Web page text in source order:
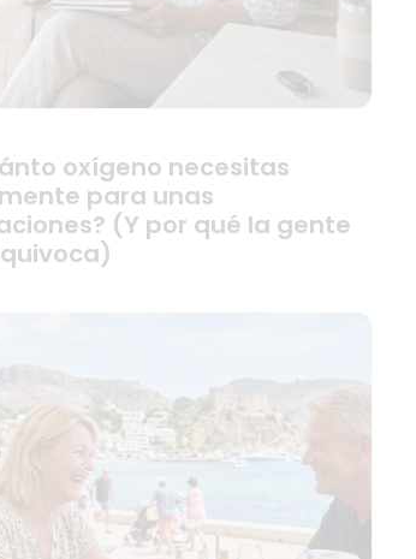
oxígeno necesitas
para unas
(Y por qué la gente